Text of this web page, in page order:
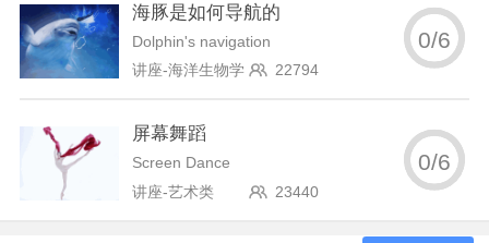
海豚是如何导航的
Dolphin's navigation
讲座-海洋生物学
22794
0/6
屏幕舞蹈
Screen Dance
讲座-艺术类
23440
0/6